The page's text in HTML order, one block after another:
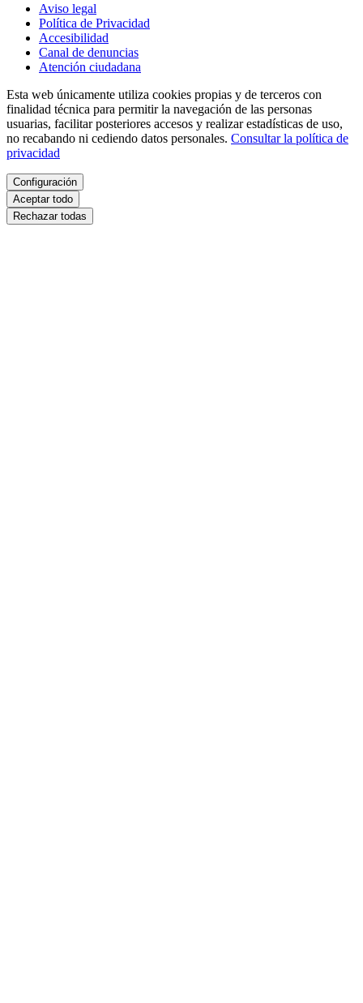
Aviso legal
Política de Privacidad
Accesibilidad
Canal de denuncias
Atención ciudadana
Esta web únicamente utiliza cookies propias y de terceros con
finalidad técnica para permitir la navegación de las personas
usuarias, facilitar posteriores accesos y realizar estadísticas de uso,
no recabando ni cediendo datos personales. Consultar la política de
privacidad
Configuración
Aceptar todo
Rechazar todas